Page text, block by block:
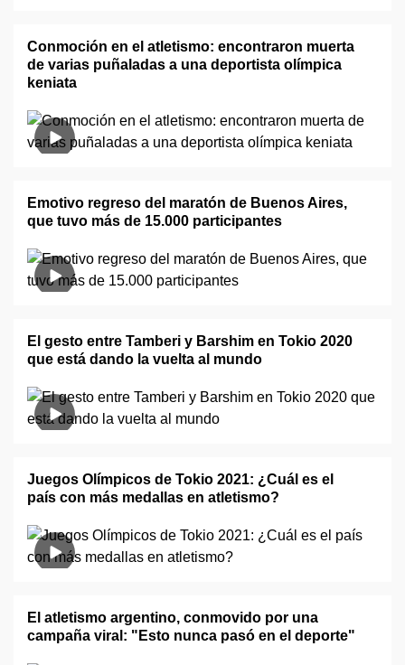
Conmoción en el atletismo: encontraron muerta
de varias puñaladas a una deportista olímpica
keniata
Emotivo regreso del maratón de Buenos Aires,
que tuvo más de 15.000 participantes
El gesto entre Tamberi y Barshim en Tokio 2020
que está dando la vuelta al mundo
Juegos Olímpicos de Tokio 2021: ¿Cuál es el
país con más medallas en atletismo?
El atletismo argentino, conmovido por una
campaña viral: "Esto nunca pasó en el deporte"